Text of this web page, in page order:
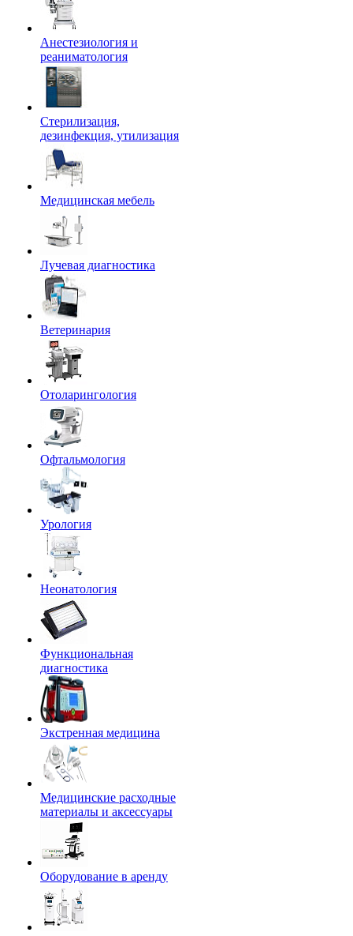
Анестезиология и
реаниматология
Стерилизация,
дезинфекция, утилизация
Медицинская мебель
Лучевая диагностика
Ветеринария
Отоларингология
Офтальмология
Урология
Неонатология
Функциональная
диагностика
Экстренная медицина
Медицинские расходные
материалы и аксессуары
Оборудование в аренду